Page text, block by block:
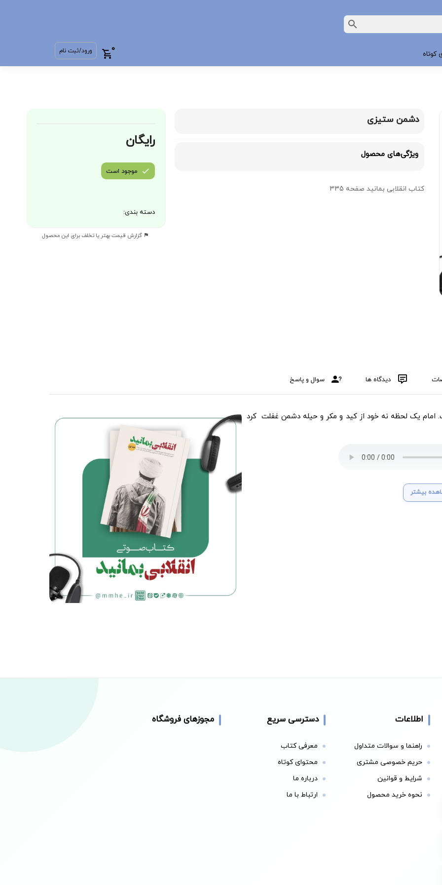
کوتاه
0 ورود/ثبت نام
دشمن ستیزی
ویژگی‌های محصول
کتاب انقلابی بمانید صفحه 335
رایگان
موجود است
دسته بندی:
گزارش قیمت بهتر یا تخلف برای این محصول
دیدگاه ها سوال و پاسخ
یک لحظه نه خود از کید و مکر و حیله دشمن غفلت کرد
بیشتر
اطلاعات
راهنما و سوالات متداول
حریم خصوصی مشتری
شرایط و قوانین
نحوه خرید محصول
دسترسی سریع
معرفی کتاب
محتوای کوتاه
درباره ما
ارتباط با ما
مجوزهای فروشگاه